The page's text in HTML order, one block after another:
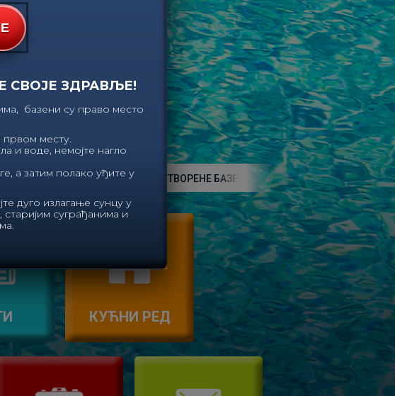
КАРТИЦЕ ЗА ОТВОРЕНЕ БАЗЕНЕ МОГУ СЕ КОРИСТИТИ СВАКОГА
КУЋНИ РЕД
СВОЈЕ ЗДРАВЉЕ!
базени су право место
првом месту.
и воде, немојте нагло
а затим полако уђите у
дуго излагање сунцу у
суграђанима и